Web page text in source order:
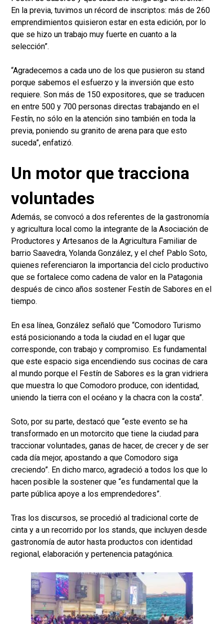
En la previa, tuvimos un récord de inscriptos: más de 260
emprendimientos quisieron estar en esta edición, por lo
que se hizo un trabajo muy fuerte en cuanto a la
selección”.
“Agradecemos a cada uno de los que pusieron su stand
porque sabemos el esfuerzo y la inversión que esto
requiere. Son más de 150 expositores, que se traducen
en entre 500 y 700 personas directas trabajando en el
Festín, no sólo en la atención sino también en toda la
previa, poniendo su granito de arena para que esto
suceda”, enfatizó.
Un motor que tracciona
voluntades
Además, se convocó a dos referentes de la gastronomía
y agricultura local como la integrante de la Asociación de
Productores y Artesanos de la Agricultura Familiar de
barrio Saavedra, Yolanda González, y el chef Pablo Soto,
quienes referenciaron la importancia del ciclo productivo
que se fortalece como cadena de valor en la Patagonia
después de cinco años sostener Festín de Sabores en el
tiempo.
En esa línea, González señaló que “Comodoro Turismo
está posicionando a toda la ciudad en el lugar que
corresponde, con trabajo y compromiso. Es fundamental
que este espacio siga encendiendo sus cocinas de cara
al mundo porque el Festín de Sabores es la gran vidriera
que muestra lo que Comodoro produce, con identidad,
uniendo la tierra con el océano y la chacra con la costa”.
Soto, por su parte, destacó que “este evento se ha
transformado en un motorcito que tiene la ciudad para
traccionar voluntades, ganas de hacer, de crecer y de ser
cada día mejor, apostando a que Comodoro siga
creciendo”. En dicho marco, agradeció a todos los que lo
hacen posible la sostener que “es fundamental que la
parte pública apoye a los emprendedores”.
Tras los discursos, se procedió al tradicional corte de
cinta y a un recorrido por los stands, que incluyen desde
gastronomía de autor hasta productos con identidad
regional, elaboración y pertenencia patagónica.